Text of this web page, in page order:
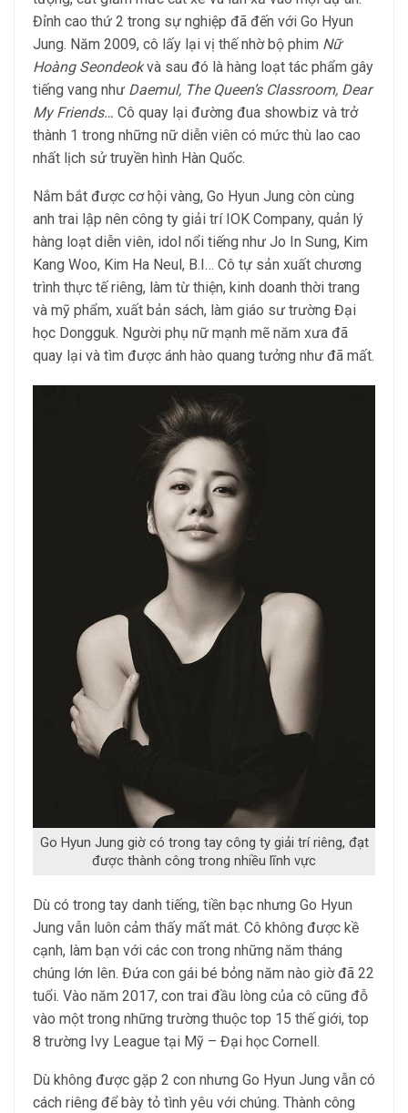
Đỉnh cao thứ 2 trong sự nghiệp đã đến với Go Hyun
Jung. Năm 2009, cô lấy lại vị thế nhờ bộ phim Nữ
Hoàng Seondeokvà sau đó là hàng loạt tác phẩm gây
tiếng vang như Daemul, The Queen’s Classroom, Dear
My Friends… Cô quay lại đường đua showbiz và trở
thành 1 trong những nữ diễn viên có mức thù lao cao
nhất lịch sử truyền hình Hàn Quốc.
Nắm bắt được cơ hội vàng, Go Hyun Jung còn cùng
anh trai lập nên công ty giải trí IOK Company, quản lý
hàng loạt diễn viên, idol nổi tiếng như Jo In Sung, Kim
Kang Woo, Kim Ha Neul, B.I… Cô tự sản xuất chương
trình thực tế riêng, làm từ thiện, kinh doanh thời trang
và mỹ phẩm, xuất bản sách, làm giáo sư trường Đại
học Dongguk. Người phụ nữ mạnh mẽ năm xưa đã
quay lại và tìm được ánh hào quang tưởng như đã mất.
Go Hyun Jung giờ có trong tay công ty giải trí riêng, đạt
được thành công trong nhiều lĩnh vực
Dù có trong tay danh tiếng, tiền bạc nhưng Go Hyun
Jung vẫn luôn cảm thấy mất mát. Cô không được kề
cạnh, làm bạn với các con trong những năm tháng
chúng lớn lên. Đứa con gái bé bỏng năm nào giờ đã 22
tuổi. Vào năm 2017, con trai đầu lòng của cô cũng đỗ
vào một trong những trường thuộc top 15 thế giới, top
8 trường Ivy League tại Mỹ – Đại học Cornell.
Dù không được gặp 2 con nhưng Go Hyun Jung vẫn có
cách riêng để bày tỏ tình yêu với chúng. Thành công